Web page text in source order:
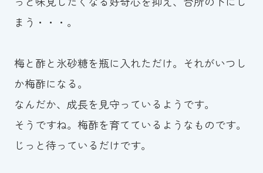
まう・・・。
梅と酢と氷砂糖を瓶に入れただけ。それがいつし
か梅酢になる。
なんだか、成長を見守っているようです。
そうですね。梅酢を育てているようなものです。
じっと待っているだけです。